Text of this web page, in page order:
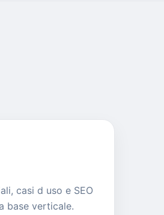
casi d uso e SEO
base verticale.